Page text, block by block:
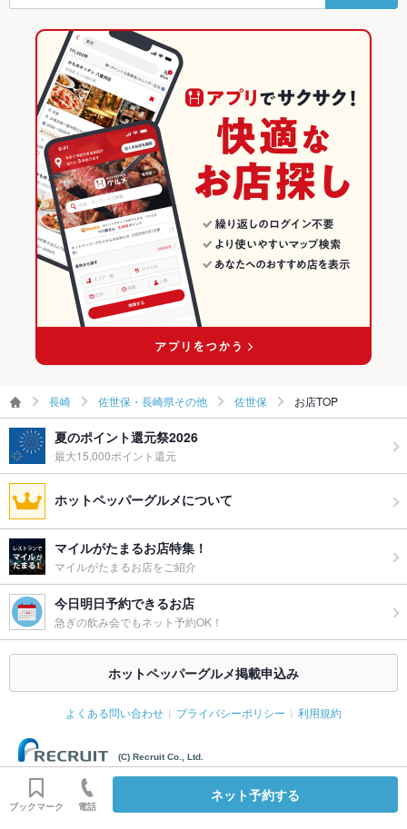
その他設備 ご不明な点はお気軽にお問い合わせ下さい
その他
飲み放題 なし
食べ放題 あり
お子様連れ お子様連れOK
ウェディン
グパーティ
ー二次会
－
ご不明な点はお気軽にお問い合わせ下さい
佐世保中央駅 × アジア・エスニック料理
佐世保中央駅 × インド料理
長崎
長崎 × アジア・エスニック料理
長崎 × インド料理
中佐世保駅
佐世保・長崎県その他のグルメランキング
佐世保のグルメランキング
長崎 佐世保・長崎県その他 佐世保 お店TOP
夏のポイント還元祭2026
最大15,000ポイント還元
ホットペッパーグルメについて
マイルがたまるお店特集！
マイルがたまるお店をご紹介
今日明日予約できるお店
急ぎの飲み会でもネット予約OK！
ホットペッパーグルメ掲載申込み
よくある問い合わせ プライバシーポリシー 利用規約
(C) Recruit Co., Ltd.
ブックマーク 電話
ネット予約する